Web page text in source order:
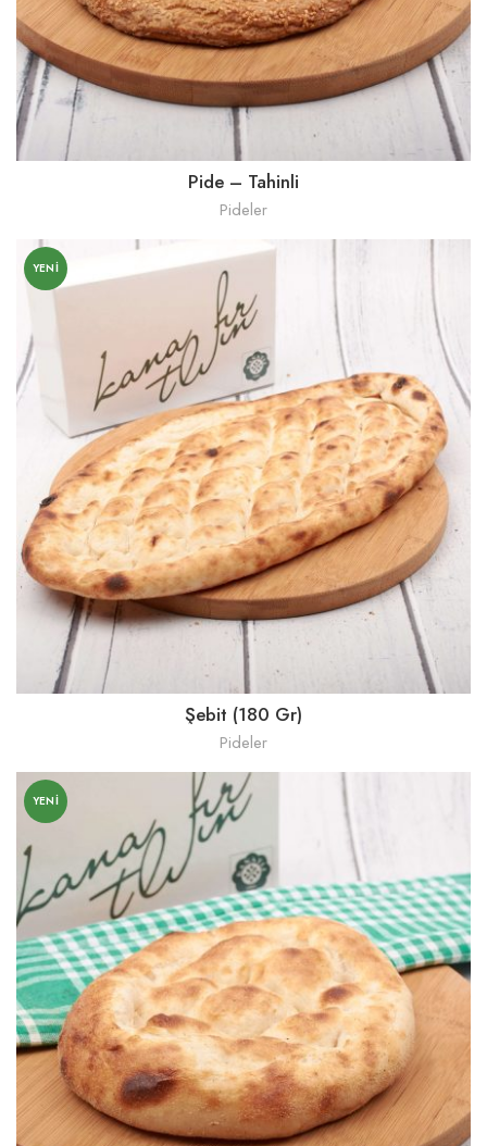
Pide – Tahinli
Pideler
YENI
Şebit (180 Gr)
Pideler
YENI